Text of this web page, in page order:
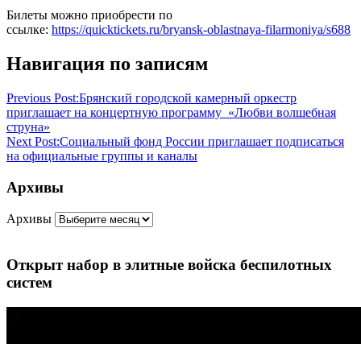
Билеты можно приобрести по
ссылке: https://quicktickets.ru/bryansk-oblastnaya-filarmoniya/s688
Навигация по записям
Previous Post:Брянский городской камерный оркестр
приглашает на концертную программу «Любви волшебная
струна»
Next Post:Социальный фонд России приглашает подписаться
на официальные группы и каналы
Архивы
Архивы
Открыт набор в элитные войска беспилотных
систем